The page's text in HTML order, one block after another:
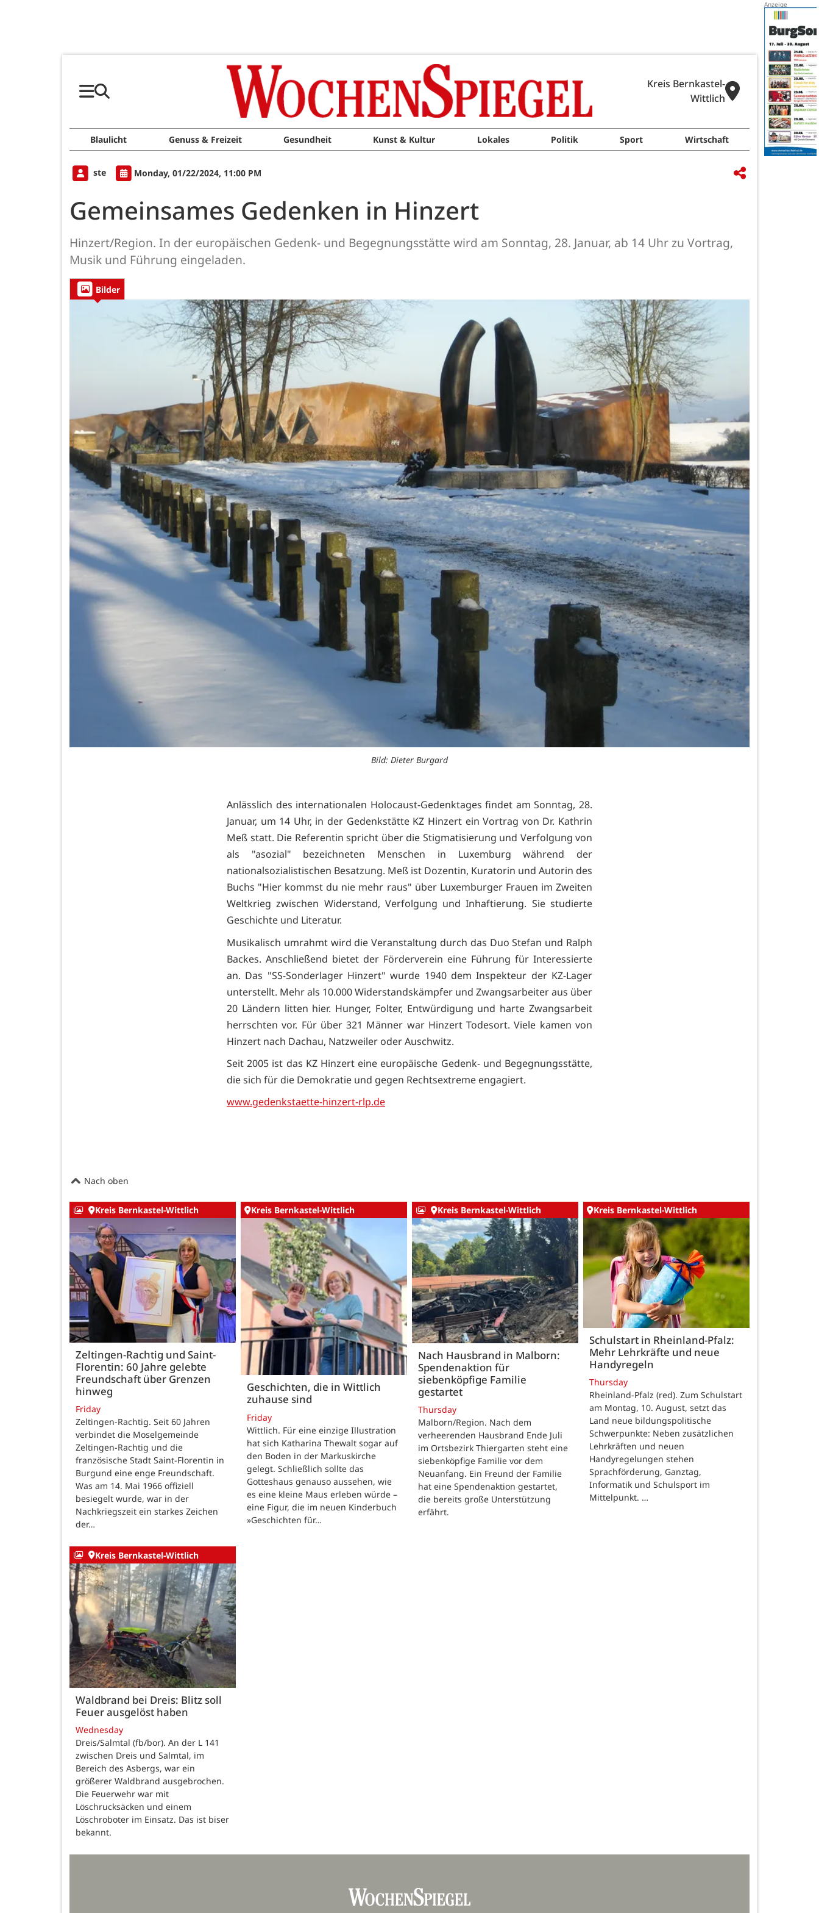
Kreis Bernkastel-
Wittlich
Blaulicht Genuss & Freizeit Gesundheit Kunst & Kultur Lokales Politik Sport Wirtschaft
ste Monday, 01/22/2024, 11:00 PM
Gemeinsames Gedenken in Hinzert
Hinzert/Region. In der europäischen Gedenk- und Begegnungsstätte wird am Sonntag, 28. Januar, ab 14 Uhr zu Vortrag,
Musik und Führung eingeladen.
Bilder
Bild: Dieter Burgard
Anlässlich des internationalen Holocaust-Gedenktages findet am Sonntag, 28.
Januar, um 14 Uhr, in der Gedenkstätte KZ Hinzert ein Vortrag von Dr. Kathrin
Meß statt. Die Referentin spricht über die Stigmatisierung und Verfolgung von
als "asozial" bezeichneten Menschen in Luxemburg während der
nationalsozialistischen Besatzung. Meß ist Dozentin, Kuratorin und Autorin des
Buchs "Hier kommst du nie mehr raus" über Luxemburger Frauen im Zweiten
Weltkrieg zwischen Widerstand, Verfolgung und Inhaftierung. Sie studierte
Geschichte und Literatur.
Musikalisch umrahmt wird die Veranstaltung durch das Duo Stefan und Ralph
Backes. Anschließend bietet der Förderverein eine Führung für Interessierte
an. Das "SS-Sonderlager Hinzert" wurde 1940 dem Inspekteur der KZ-Lager
unterstellt. Mehr als 10.000 Widerstandskämpfer und Zwangsarbeiter aus über
20 Ländern litten hier. Hunger, Folter, Entwürdigung und harte Zwangsarbeit
herrschten vor. Für über 321 Männer war Hinzert Todesort. Viele kamen von
Hinzert nach Dachau, Natzweiler oder Auschwitz.
Seit 2005 ist das KZ Hinzert eine europäische Gedenk- und Begegnungsstätte,
die sich für die Demokratie und gegen Rechtsextreme engagiert.
www.gedenkstaette-hinzert-rlp.de
Nach oben
Kreis Bernkastel-Wittlich
Zeltingen-Rachtig und Saint-
Florentin: 60 Jahre gelebte
Freundschaft über Grenzen
hinweg
Friday
Zeltingen-Rachtig. Seit 60 Jahren
verbindet die Moselgemeinde
Zeltingen-Rachtig und die
französische Stadt Saint-Florentin in
Burgund eine enge Freundschaft.
Was am 14. Mai 1966 offiziell
besiegelt wurde, war in der
Nachkriegszeit ein starkes Zeichen
der…
Kreis Bernkastel-Wittlich
Geschichten, die in Wittlich
zuhause sind
Friday
Wittlich. Für eine einzige Illustration
hat sich Katharina Thewalt sogar auf
den Boden in der Markuskirche
gelegt. Schließlich sollte das
Gotteshaus genauso aussehen, wie
es eine kleine Maus erleben würde –
eine Figur, die im neuen Kinderbuch
»Geschichten für…
Kreis Bernkastel-Wittlich
Nach Hausbrand in Malborn:
Spendenaktion für
siebenköpfige Familie
gestartet
Thursday
Malborn/Region. Nach dem
verheerenden Hausbrand Ende Juli
im Ortsbezirk Thiergarten steht eine
siebenköpfige Familie vor dem
Neuanfang. Ein Freund der Familie
hat eine Spendenaktion gestartet,
die bereits große Unterstützung
erfährt.
Kreis Bernkastel-Wittlich
Schulstart in Rheinland-Pfalz:
Mehr Lehrkräfte und neue
Handyregeln
Thursday
Rheinland-Pfalz (red). Zum Schulstart
am Montag, 10. August, setzt das
Land neue bildungspolitische
Schwerpunkte: Neben zusätzlichen
Lehrkräften und neuen
Handyregelungen stehen
Sprachförderung, Ganztag,
Informatik und Schulsport im
Mittelpunkt. …
Kreis Bernkastel-Wittlich
Waldbrand bei Dreis: Blitz soll
Feuer ausgelöst haben
Wednesday
Dreis/Salmtal (fb/bor). An der L 141
zwischen Dreis und Salmtal, im
Bereich des Asbergs, war ein
größerer Waldbrand ausgebrochen.
Die Feuerwehr war mit
Löschrucksäcken und einem
Löschroboter im Einsatz. Das ist biser
bekannt.